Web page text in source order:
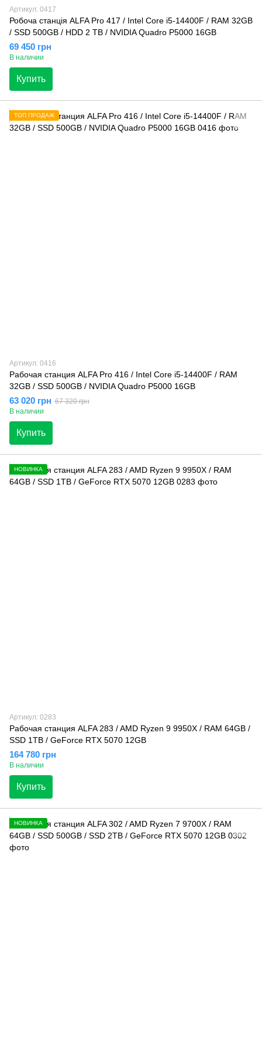
Артикул: 0417
Робоча станція ALFA Pro 417 / Intel Core i5-14400F / RAM 32GB
/ SSD 500GB / HDD 2 TB / NVIDIA Quadro P5000 16GB
69 450 грн
В наличии
Купить
ТОП ПРОДАЖ
Артикул: 0416
Рабочая станция ALFA Pro 416 / Intel Core i5-14400F / RAM
32GB / SSD 500GB / NVIDIA Quadro P5000 16GB
63 020 грн 67 320 грн
В наличии
Купить
НОВИНКА
Артикул: 0283
Рабочая станция ALFA 283 / AMD Ryzen 9 9950X / RAM 64GB /
SSD 1TB / GeForce RTX 5070 12GB
164 780 грн
В наличии
Купить
НОВИНКА